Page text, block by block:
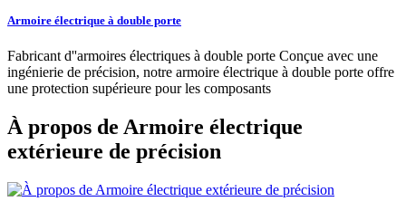
Armoire électrique à double porte
Fabricant d''armoires électriques à double porte Conçue avec une
ingénierie de précision, notre armoire électrique à double porte offre
une protection supérieure pour les composants
À propos de Armoire électrique
extérieure de précision